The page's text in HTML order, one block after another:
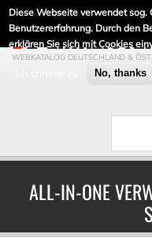
Diese Webseite verwendet sog.
Benutzererfahrung. Durch den
erklären Sie sich mit Cookies
No, thanks
DE-
WEBKATALOG DEUTSCHLAND &
ALL-IN-ONE